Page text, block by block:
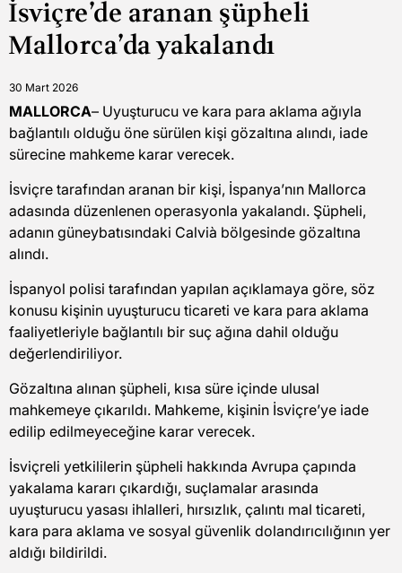
read
time
İsviçre’de aranan şüpheli
Mallorca’da yakalandı
30 Mart 2026
MALLORCA– Uyuşturucu ve kara para aklama ağıyla
bağlantılı olduğu öne sürülen kişi gözaltına alındı, iade
sürecine mahkeme karar verecek.
İsviçre tarafından aranan bir kişi, İspanya’nın Mallorca
adasında düzenlenen operasyonla yakalandı. Şüpheli,
adanın güneybatısındaki Calvià bölgesinde gözaltına
alındı.
İspanyol polisi tarafından yapılan açıklamaya göre, söz
konusu kişinin uyuşturucu ticareti ve kara para aklama
faaliyetleriyle bağlantılı bir suç ağına dahil olduğu
değerlendiriliyor.
Gözaltına alınan şüpheli, kısa süre içinde ulusal
mahkemeye çıkarıldı. Mahkeme, kişinin İsviçre’ye iade
edilip edilmeyeceğine karar verecek.
İsviçreli yetkililerin şüpheli hakkında Avrupa çapında
yakalama kararı çıkardığı, suçlamalar arasında
uyuşturucu yasası ihlalleri, hırsızlık, çalıntı mal ticareti,
kara para aklama ve sosyal güvenlik dolandırıcılığının yer
aldığı bildirildi.